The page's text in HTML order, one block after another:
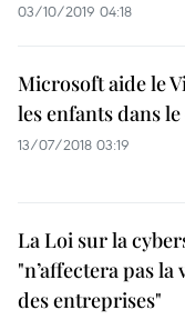
03/10/2019 04:18
Microsoft aide le
les enfants dans
13/07/2018 03:19
La Loi sur la
"n’affectera pas
des entreprises"